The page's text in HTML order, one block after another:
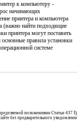
к компьютеру -
начинающих
принтера и компьютера
(важно найти подходящие
принтера могут поставить
правила установки
системе
положениями Статьи 437
без предварительного